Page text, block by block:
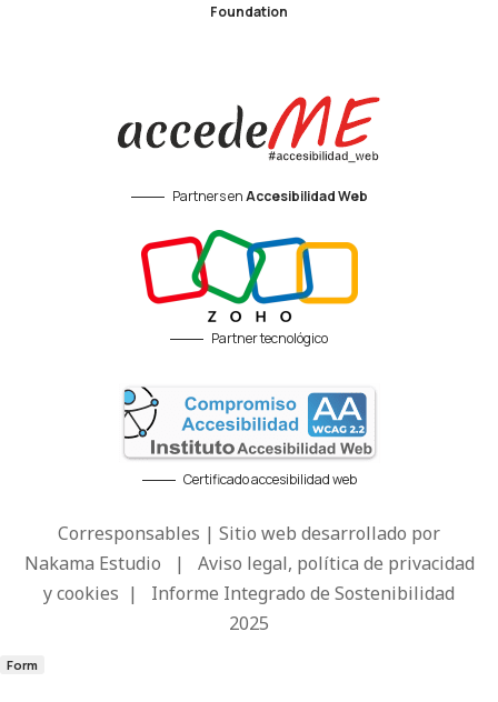
Foundation
Partners enAccesibilidad Web
Partner tecnológico
Certificado accesibilidad web
Corresponsables | Sitio web desarrollado por
Nakama Estudio | Aviso legal, política de privacidad
y cookies | Informe Integrado de Sostenibilidad
2025
Form